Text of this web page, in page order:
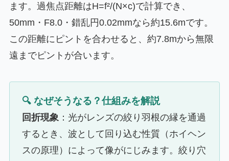
ます。過焦点距離はH=f²/(N×c)で計算でき、
50mm・F8.0・錯乱円0.02mmなら約15.6mです。
この距離にピントを合わせると、約7.8mから無限
遠までピントが合います。
🔍 なぜそうなる？仕組みを解説
回折現象：光がレンズの絞り羽根の縁を通過
するとき、波として回り込む性質（ホイヘン
スの原理）によって像がにじみます。絞り穴